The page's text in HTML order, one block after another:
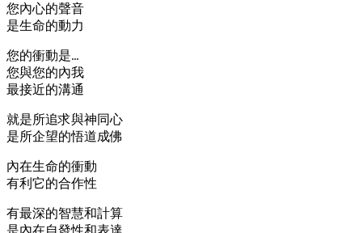
您內心的聲音
是生命的動力
您的衝動是…
您與您的內我
最接近的溝通
就是所追求與神同心
是所企望的悟道成佛
內在生命的衝動
有利它的合作性
有最深的智慧和計算